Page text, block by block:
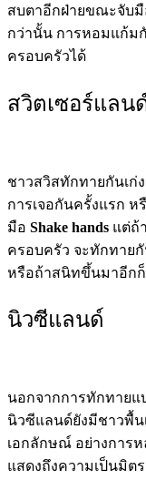
สบตาอีกฝ่ายขณะจับมื
กว่านั้น การหอมแก้ม
ครอบครัวได้
สวิตเซอร์แลน
ชาวสวิสทักทายกันเก่
การเจอกันครั้งแรก ห
มือ Shake hands แต่ถ้
ครอบครัว จะทักทาย
หรือถ้าสนิทขึ้นมาอีกก็
นิวซีแลนด์
นอกจากการทักทายแ
นิวซีแลนด์ยังมีชาวพื้น
เอกลักษณ์ อย่างการห
แสดงถึงความเป็นมิต